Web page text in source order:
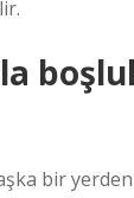
bir